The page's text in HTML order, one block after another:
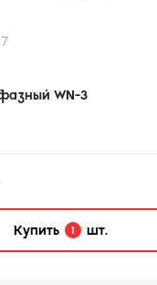
WN-3
Купить 1 шт.